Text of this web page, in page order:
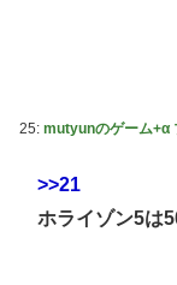
25: mutyunのゲーム+α
>>21
ホライゾン5は